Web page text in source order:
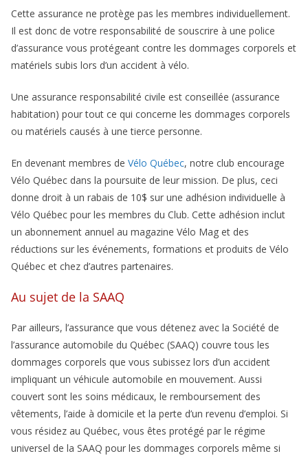
Cette assurance ne protège pas les membres individuellement.
Il est donc de votre responsabilité de souscrire à une police
d’assurance vous protégeant contre les dommages corporels et
matériels subis lors d’un accident à vélo.
Une assurance responsabilité civile est conseillée (assurance
habitation) pour tout ce qui concerne les dommages corporels
ou matériels causés à une tierce personne.
En devenant membres de Vélo Québec, notre club encourage
Vélo Québec dans la poursuite de leur mission. De plus, ceci
donne droit à un rabais de 10$ sur une adhésion individuelle à
Vélo Québec pour les membres du Club. Cette adhésion inclut
un abonnement annuel au magazine Vélo Mag et des
réductions sur les événements, formations et produits de Vélo
Québec et chez d’autres partenaires.
Au sujet de la SAAQ
Par ailleurs, l’assurance que vous détenez avec la Société de
l’assurance automobile du Québec (SAAQ) couvre tous les
dommages corporels que vous subissez lors d’un accident
impliquant un véhicule automobile en mouvement. Aussi
couvert sont les soins médicaux, le remboursement des
vêtements, l’aide à domicile et la perte d’un revenu d’emploi. Si
vous résidez au Québec, vous êtes protégé par le régime
universel de la SAAQ pour les dommages corporels même si